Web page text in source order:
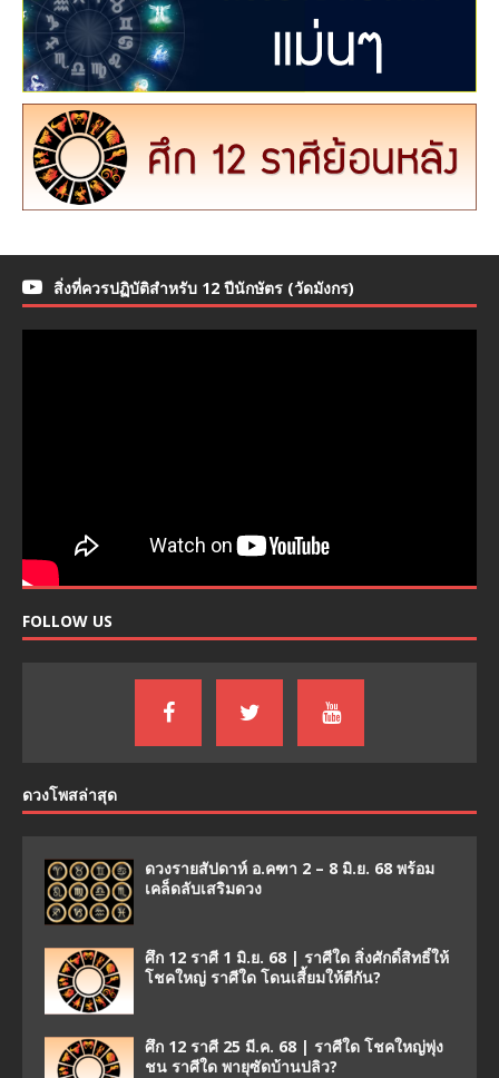
สิ่งที่ควรปฏิบัติสำหรับ 12 ปีนักษัตร (วัดมังกร)
FOLLOW US
ดวงโพสล่าสุด
ดวงรายสัปดาห์ อ.คฑา 2 – 8 มิ.ย. 68 พร้อม
เคล็ดลับเสริมดวง
ศึก 12 ราศี 1 มิ.ย. 68 | ราศีใด สิ่งศักดิ์สิทธิ์ให้
โชคใหญ่ ราศีใด โดนเสี้ยมให้ตีกัน?
ศึก 12 ราศี 25 มี.ค. 68 | ราศีใด โชคใหญ่พุ่ง
ชน ราศีใด พายุซัดบ้านปลิว?